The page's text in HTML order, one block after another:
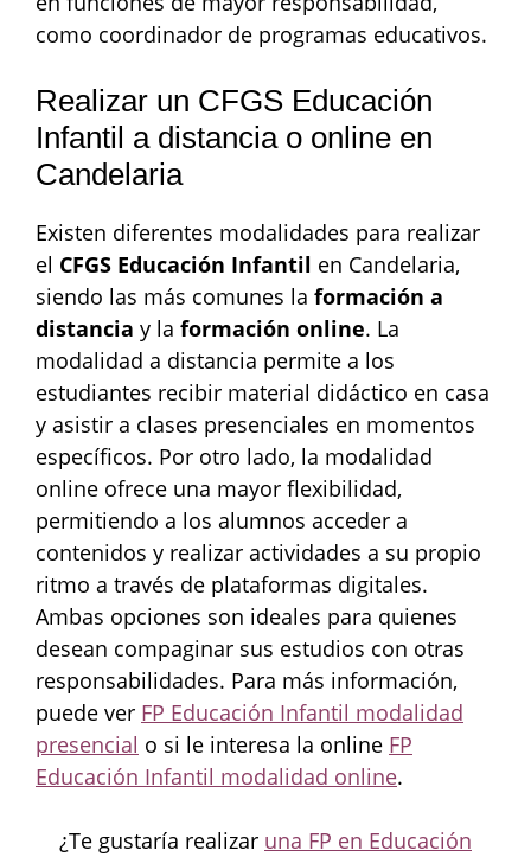
como coordinador de programas educativos.
Realizar un CFGS Educación
Infantil a distancia o online en
Candelaria
Existen diferentes modalidades para realizar
el CFGS Educación Infantil en Candelaria,
siendo las más comunes la formación a
distancia y la formación online. La
modalidad a distancia permite a los
estudiantes recibir material didáctico en casa
y asistir a clases presenciales en momentos
específicos. Por otro lado, la modalidad
online ofrece una mayor flexibilidad,
permitiendo a los alumnos acceder a
contenidos y realizar actividades a su propio
ritmo a través de plataformas digitales.
Ambas opciones son ideales para quienes
desean compaginar sus estudios con otras
responsabilidades. Para más información,
puede ver FP Educación Infantil modalidad
presencial o si le interesa la online FP
Educación Infantil modalidad online.
¿Te gustaría realizar una FP en Educación